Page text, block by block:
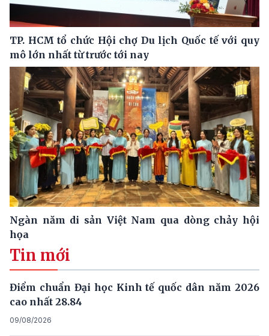
TP. HCM tổ chức Hội chợ Du lịch Quốc tế với quy
mô lớn nhất từ trước tới nay
Ngàn năm di sản Việt Nam qua dòng chảy hội
họa
Tin mới
Điểm chuẩn Đại học Kinh tế quốc dân năm 2026
cao nhất 28.84
09/08/2026